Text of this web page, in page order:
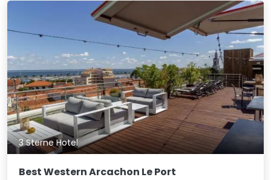
3 Sterne Hotel
Best Western Arcachon Le Port